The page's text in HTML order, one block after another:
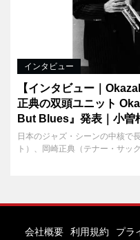
インタビュー
【インタビュー｜
正典の双頭ユニット
But Blues』発表｜小曽
日本のジャズ・シーンの中核で
ト）、岡崎正典（テナー・サッ
会社概要 利用規約 プラ